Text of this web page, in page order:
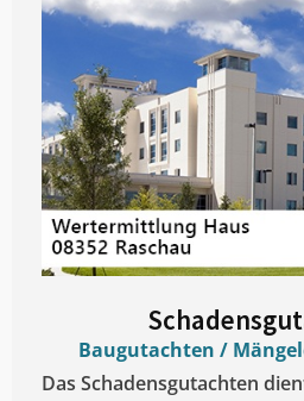
Baugutachten /
Das Schadensgutachten